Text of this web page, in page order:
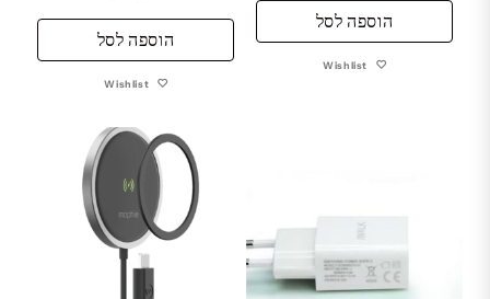
הוספה לסל
Wishlist
הוספה לסל
Wishlist